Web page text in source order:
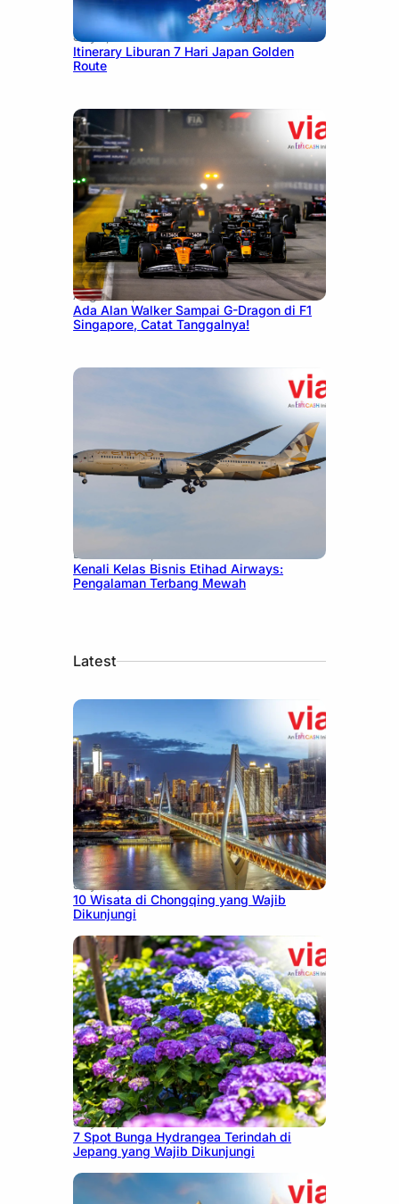
July 7, 2026
Itinerary Liburan 7 Hari Japan Golden
Route
August 13, 2025
Ada Alan Walker Sampai G-Dragon di F1
Singapore, Catat Tanggalnya!
December 27, 2024
Kenali Kelas Bisnis Etihad Airways:
Pengalaman Terbang Mewah
Latest
July 30, 2026
10 Wisata di Chongqing yang Wajib
Dikunjungi
July 23, 2026
7 Spot Bunga Hydrangea Terindah di
Jepang yang Wajib Dikunjungi